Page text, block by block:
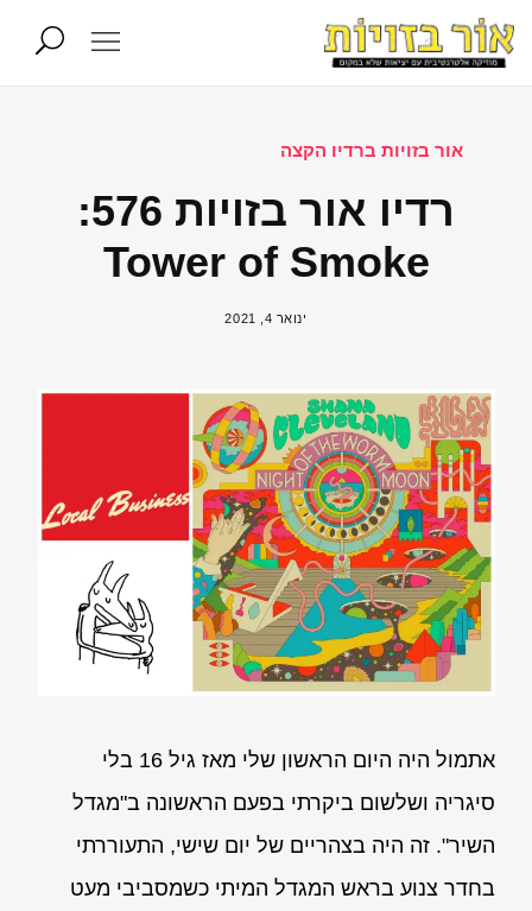
אור בזויות ברדיו הקצה
רדיו אור בזויות 576:
Tower of Smoke
ינואר 4, 2021
אתמול היה היום הראשון שלי מאז גיל 16 בלי
סיגריה ושלשום ביקרתי בפעם הראשונה ב"מגדל
השיר". זה היה בצהריים של יום שישי, התעוררתי
בחדר צנוע בראש המגדל המיתי כשמסביבי מעט